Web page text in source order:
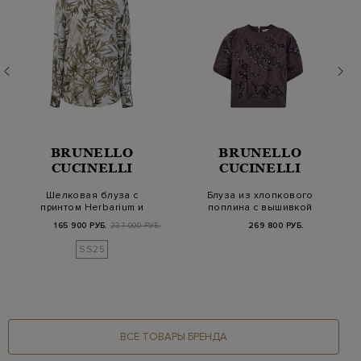
BRUNELLO
CUCINELLI
Шелковая блуза с
принтом Herbarium и
манжетами Мониль
165 900 РУБ. 237 000 РУБ.
SS25
BRUNELLO
CUCINELLI
Блуза из хлопкового
поплина с вышивкой
Dazzling Seabed
269 800 РУБ.
ВСЕ ТОВАРЫ БРЕНДА